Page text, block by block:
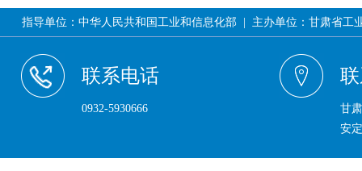
指导单位：中华人民共和国工业和信息化部 | 主办单位：甘肃省
联系电话
0932-5930666
甘
安